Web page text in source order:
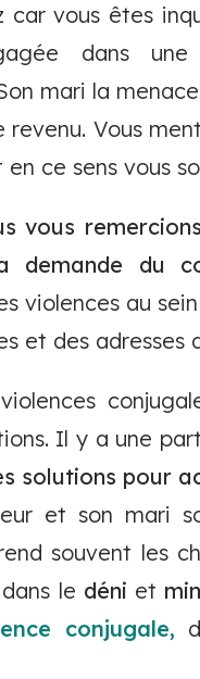
car vous êtes
dans
mari la
revenu. Vous
ce sens vous
vous
demande du
violences au
et des
Il y a une
solutions pour
et son mari
souvent les
le déni et
conjugale,